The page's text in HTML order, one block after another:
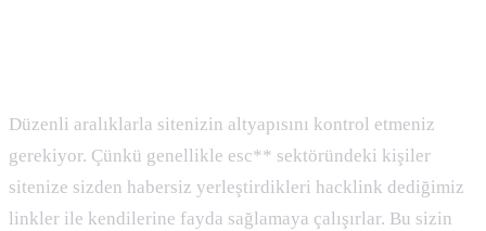
Düzenli aralıklarla sitenizin altyapısını kontrol etmeniz
gerekiyor. Çünkü genellikle esc** sektöründeki kişiler
sitenize sizden habersiz yerleştirdikleri hacklink dediğimiz
linkler ile kendilerine fayda sağlamaya çalışırlar. Bu sizin